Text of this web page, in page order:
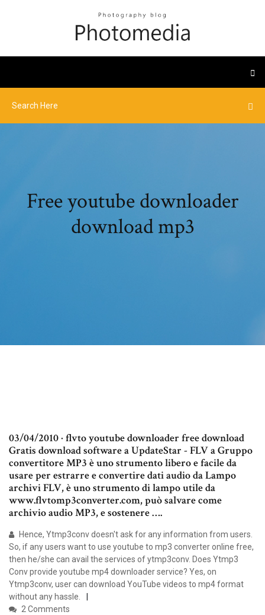
Free youtube downloader
download mp3
03/04/2010 · flvto youtube downloader free download
Gratis download software a UpdateStar - FLV a Gruppo
convertitore MP3 è uno strumento libero e facile da
usare per estrarre e convertire dati audio da Lampo
archivi FLV, è uno strumento di lampo utile da
www.flvtomp3converter.com, può salvare come
archivio audio MP3, e sostenere ….
Hence, Ytmp3conv doesn't ask for any information from users.
So, if any users want to use youtube to mp3 converter online free,
then he/she can avail the services of ytmp3conv. Does Ytmp3
Conv provide youtube mp4 downloader service? Yes, on
Ytmp3conv, user can download YouTube videos to mp4 format
without any hassle.
2 Comments